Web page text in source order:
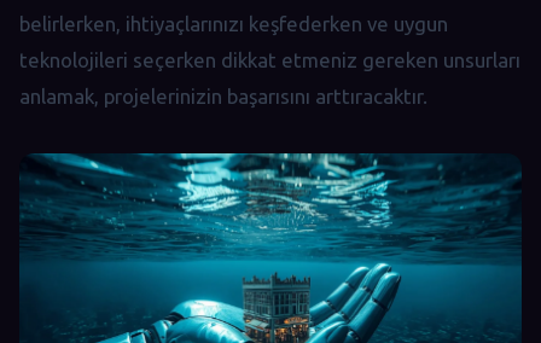
belirlerken, ihtiyaçlarınızı keşfederken ve uygun
teknolojileri seçerken dikkat etmeniz gereken unsurları
anlamak, projelerinizin başarısını arttıracaktır.